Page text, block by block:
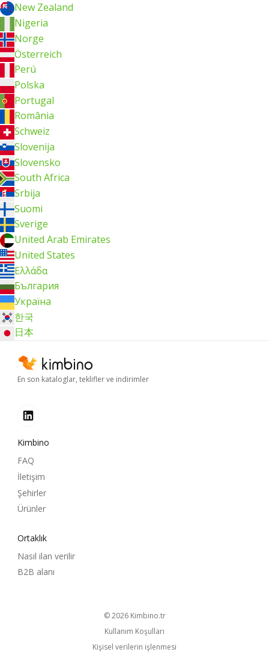
New Zealand
Nigeria
Norge
Österreich
Perú
Polska
Portugal
România
Schweiz
Slovenija
Slovensko
South Africa
Srbija
Suomi
Sverige
United Arab Emirates
United States
Ελλάδα
България
Україна
한국
日本
En son kataloglar, teklifler ve indirimler
Kimbino
FAQ
İletişim
Şehirler
Ürünler
Ortaklık
Nasıl ilan verilir
B2B alanı
© 2026 kimbino.tr
Kullanım Koşulları
Kişisel verilerin işlenmesi